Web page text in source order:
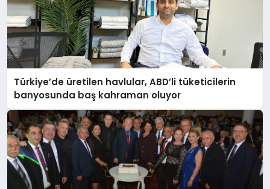
Türkiye’de üretilen havlular, ABD’li tüketicilerin
banyosunda baş kahraman oluyor